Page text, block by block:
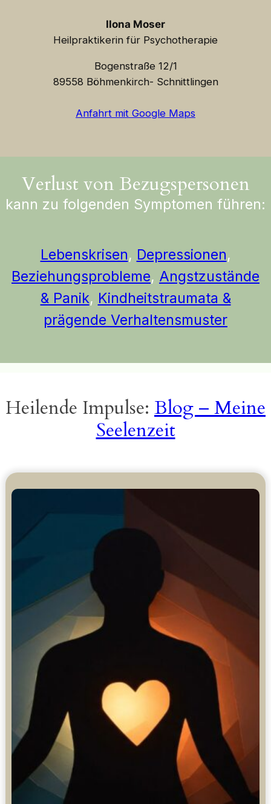
Ilona Moser
Heilpraktikerin für Psychotherapie
Bogenstraße 12/1
89558 Böhmenkirch- Schnittlingen
Anfahrt mit Google Maps
Verlust von Bezugspersonen
kann zu folgenden Symptomen führen:
Lebenskrisen, Depressionen,
Beziehungsprobleme, Angstzustände
& Panik, Kindheitstraumata &
prägende Verhaltensmuster
Heilende Impulse: Blog – Meine
Seelenzeit